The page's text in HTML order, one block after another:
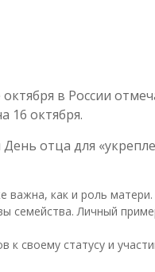
в России
16 октября.
отца для
как и роль
Личный
своему статусу и